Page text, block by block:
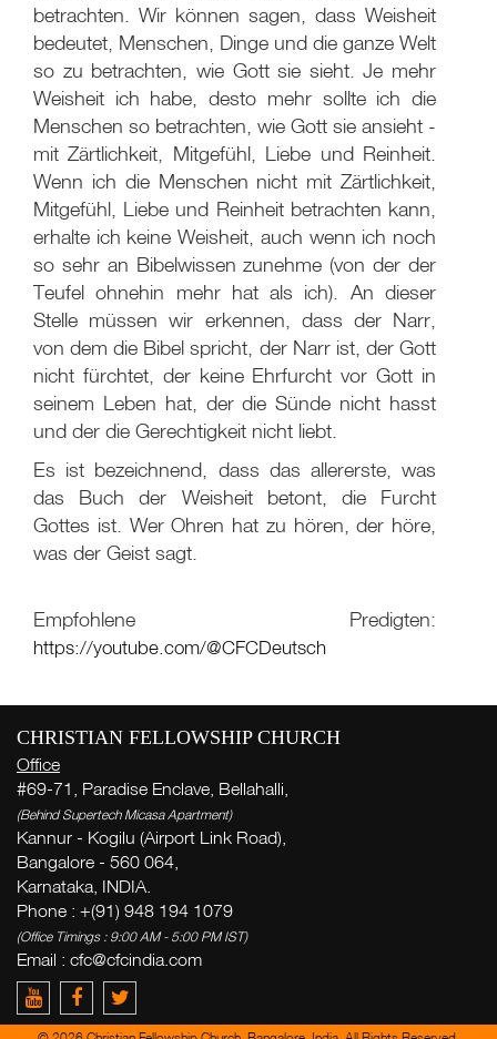
betrachten. Wir können sagen, dass Weisheit
bedeutet, Menschen, Dinge und die ganze Welt
so zu betrachten, wie Gott sie sieht. Je mehr
Weisheit ich habe, desto mehr sollte ich die
Menschen so betrachten, wie Gott sie ansieht -
mit Zärtlichkeit, Mitgefühl, Liebe und Reinheit.
Wenn ich die Menschen nicht mit Zärtlichkeit,
Mitgefühl, Liebe und Reinheit betrachten kann,
erhalte ich keine Weisheit, auch wenn ich noch
so sehr an Bibelwissen zunehme (von der der
Teufel ohnehin mehr hat als ich). An dieser
Stelle müssen wir erkennen, dass der Narr,
von dem die Bibel spricht, der Narr ist, der Gott
nicht fürchtet, der keine Ehrfurcht vor Gott in
seinem Leben hat, der die Sünde nicht hasst
und der die Gerechtigkeit nicht liebt.
Es ist bezeichnend, dass das allererste, was
das Buch der Weisheit betont, die Furcht
Gottes ist. Wer Ohren hat zu hören, der höre,
was der Geist sagt.
Empfohlene Predigten:
https://youtube.com/@CFCDeutsch
CHRISTIAN FELLOWSHIP CHURCH
Office
#69-71, Paradise Enclave, Bellahalli,
(Behind Supertech Micasa Apartment)
Kannur - Kogilu (Airport Link Road),
Bangalore - 560 064,
Karnataka, INDIA.
Phone : +(91) 948 194 1079
(Office Timings : 9:00 AM - 5:00 PM IST)
Email : cfc@cfcindia.com